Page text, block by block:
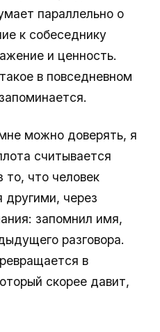
параллельно о
к собеседнику
и ценность.
в повседневном
можно доверять, я
считывается
то, что человек
другими, через
запомнил имя,
разговора.
в
скорее давит,